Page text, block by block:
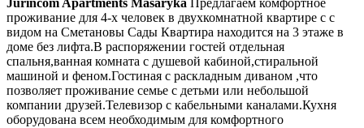
проживание для 4-х человек в двухкомнатной квартире с с
видом на Сметановы Сады Квартира находится на 3 этаже в
доме без лифта.В распоряжении гостей отдельная
спальня,ванная комната с душевой кабиной,стиральной
машиной и феном.Гостиная с раскладным диваном ,что
позволяет проживание семье с детьми или небольшой
компании друзей.Телевизор c кабельными каналами.Кухня
оборудована всем необходимым для комфортного